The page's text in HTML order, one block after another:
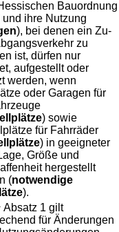
Bauordnung
und ihre Nutzung
), bei denen ein Zu-
zu
ist, dürfen nur
aufgestellt oder
werden, wenn
oder Garagen für
) sowie
für Fahrräder
) in geeigneter
Größe und
hergestellt
(notwendige
).
Absatz 1 gilt
für Änderungen